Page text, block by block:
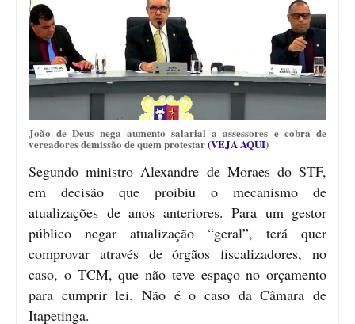
João de Deus nega aumento salarial a assessores e cobra de
vereadores demissão de quem protestar(VEJA AQUI)
Segundo ministro Alexandre de Moraes do STF,
em decisão que proibiu o mecanismo de
atualizações de anos anteriores. Para um gestor
público negar atualização “geral”, terá quer
comprovar através de órgãos fiscalizadores, no
caso, o TCM, que não teve espaço no orçamento
para cumprir lei. Não é o caso da Câmara de
Itapetinga.